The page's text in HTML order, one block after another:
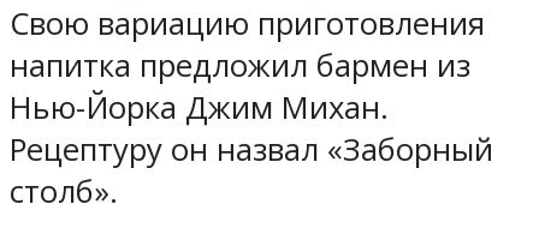
Свою вариацию приготовления
напитка предложил бармен из
Нью-Йорка Джим Михан.
Рецептуру он назвал «Заборный
столб».